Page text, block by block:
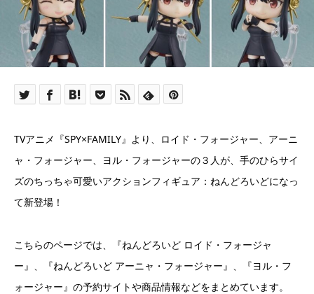
TVアニメ『SPY×FAMILY』より、ロイド・フォージャー、アーニ
ャ・フォージャー、ヨル・フォージャーの３人が、手のひらサイ
ズのちっちゃ可愛いアクションフィギュア：ねんどろいどになっ
て新登場！
こちらのページでは、『ねんどろいど ロイド・フォージャ
ー』、『ねんどろいど アーニャ・フォージャー』、『ヨル・フ
ォージャー』の予約サイトや商品情報などをまとめています。